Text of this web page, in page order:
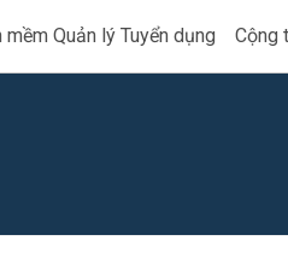
mềm Quản lý Tuyển dụng Cộng